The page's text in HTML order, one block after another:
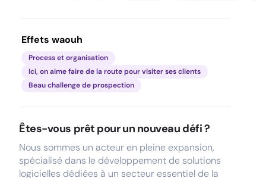
Effets waouh
Process et organisation
Ici, on aime faire de la route pour visiter ses clients
Beau challenge de prospection
Êtes-vous prêt pour un nouveau défi ?
Nous sommes un acteur en pleine expansion,
spécialisé dans le développement de solutions
logicielles dédiées à un secteur essentiel de la